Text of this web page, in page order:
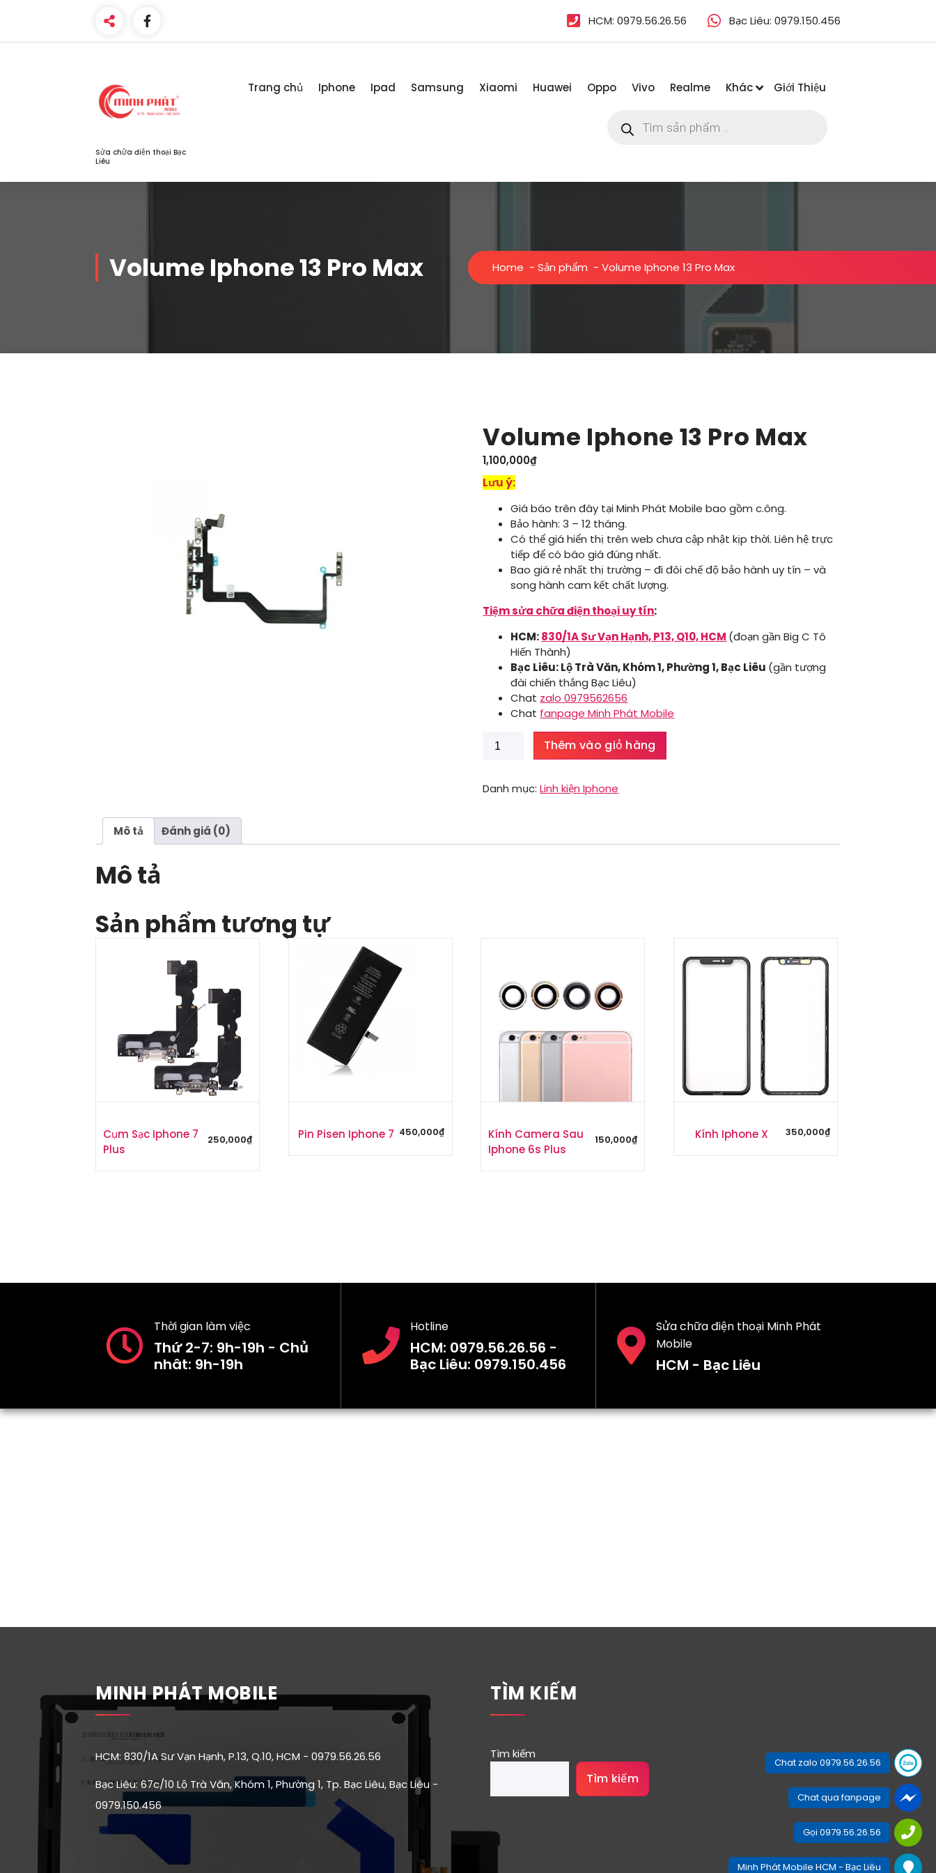
HCM: 0979.56.26.56 Bạc Liêu: 0979.150.456
Sửa chữa điện thoại Bạc
Liêu
Trang chủ Iphone Ipad Samsung Xiaomi Huawei Oppo Vivo Realme Khác
Giới Thiệu
kiếm
sản
Volume Iphone 13 Pro Max Home - Sản phẩm - Volume Iphone 13 Pro Max
Volume Iphone 13 Pro Max
1,100,000₫
Lưu ý:
Giá báo trên đây tại Minh Phát Mobile bao gồm c.ông.
Bảo hành: 3 – 12 tháng.
Có thể giá hiển thị trên web chưa cập nhật kịp thời. Liên hệ trực
tiếp để có báo giá đúng nhất.
Bao giá rẻ nhất thị trường – đi đôi chế độ bảo hành uy tín – và
song hành cam kết chất lượng.
Tiệm sửa chữa điện thoại uy tín:
HCM:830/1A Sư Vạn Hạnh, P13, Q10, HCM (đoạn gần Big C Tô
Hiến Thành)
Bạc Liêu: Lộ Trà Văn, Khóm 1, Phường 1, Bạc Liêu (gần tượng
đài chiến thắng Bạc Liêu)
Chat zalo 0979562656
Chat fanpage Minh Phát Mobile
Volume
Iphone
Pro
Thêm vào giỏ hàng
Danh mục:Linh kiện Iphone
Mô tả Đánh giá (0)
Mô tả
Sản phẩm tương tự
Cụm Sạc Iphone 7
Plus
250,000₫ Pin Pisen Iphone 7 450,000₫
Kính Camera Sau
Iphone 6s Plus
150,000₫ Kính Iphone X 350,000₫
Thời gian làm việc
Thứ 2-7: 9h-19h - Chủ
nhât: 9h-19h
Hotline
HCM: 0979.56.26.56 -
Bạc Liêu: 0979.150.456
Sửa chữa điện thoại Minh Phát
Mobile
HCM - Bạc Liêu
MINH PHÁT MOBILE
HCM: 830/1A Sư Vạn Hạnh, P.13, Q.10, HCM - 0979.56.26.56
Bạc Liêu: 67c/10 Lộ Trà Văn, Khóm 1, Phường 1, Tp. Bạc Liêu, Bạc Liêu -
0979.150.456
TÌM KIẾM
Tìm kiếm
Tìm kiếm
Chat zalo 0979.56.26.56
Chat qua fanpage
Gọi 0979.56.26.56
Minh Phát Mobile HCM - Bạc Liêu